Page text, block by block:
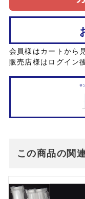
サ
会員様はカートから
販売店様はログイン
この商品の関